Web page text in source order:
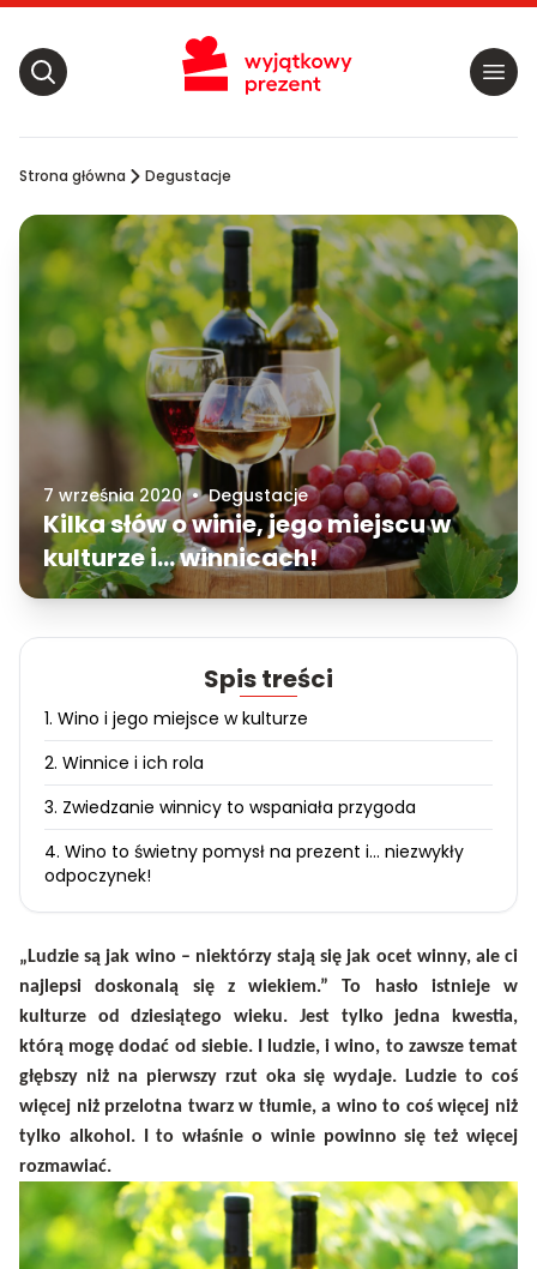
Strona główna Degustacje
7 września 2020 • Degustacje
Kilka słów o winie, jego miejscu w
kulturze i… winnicach!
Spis treści
1. Wino i jego miejsce w kulturze
2. Winnice i ich rola
3. Zwiedzanie winnicy to wspaniała przygoda
4. Wino to świetny pomysł na prezent i... niezwykły
odpoczynek!
„Ludzie są jak wino – niektórzy stają się jak ocet winny, ale ci
najlepsi doskonalą się z wiekiem.” To hasło istnieje w
kulturze od dziesiątego wieku. Jest tylko jedna kwestia,
którą mogę dodać od siebie. I ludzie, i wino, to zawsze temat
głębszy niż na pierwszy rzut oka się wydaje. Ludzie to coś
więcej niż przelotna twarz w tłumie, a wino to coś więcej niż
tylko alkohol. I to właśnie o winie powinno się też więcej
rozmawiać.